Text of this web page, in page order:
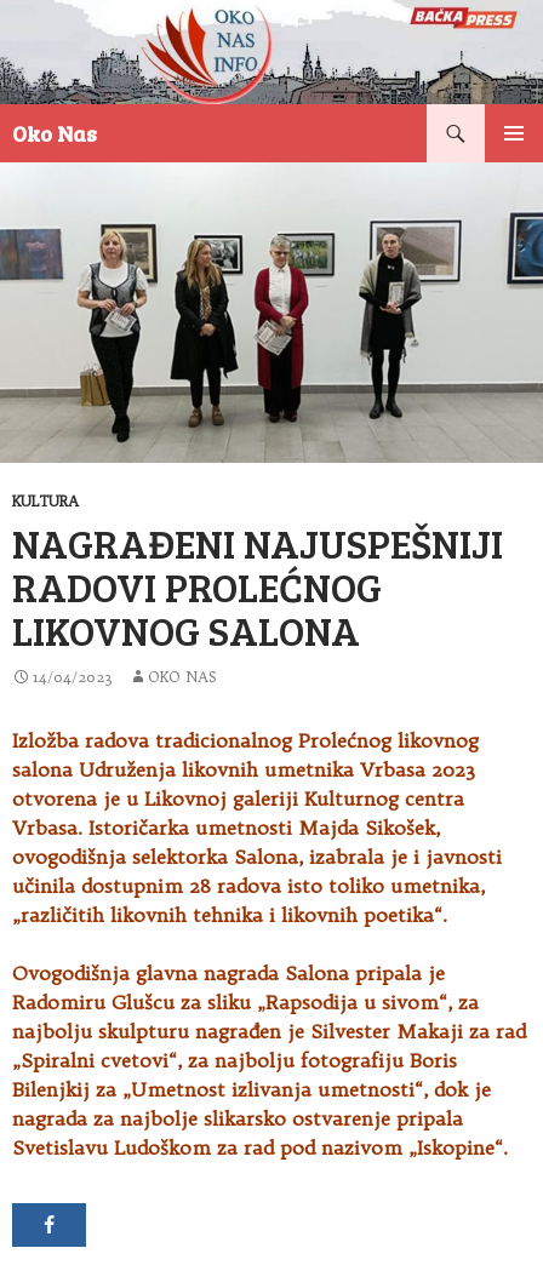
Oko Nas
KULTURA
NAGRAĐENI NAJUSPEŠNIJI
RADOVI PROLEĆNOG
LIKOVNOG SALONA
14/04/2023 OKO NAS
Izložba radova tradicionalnog Prolećnog likovnog
salona Udruženja likovnih umetnika Vrbasa 2023
otvorena je u Likovnoj galeriji Kulturnog centra
Vrbasa. Istoričarka umetnosti Majda Sikošek,
ovogodišnja selektorka Salona, izabrala je i javnosti
učinila dostupnim 28 radova isto toliko umetnika,
„različitih likovnih tehnika i likovnih poetika“.
Ovogodišnja glavna nagrada Salona pripala je
Radomiru Glušcu za sliku „Rapsodija u sivom“, za
najbolju skulpturu nagrađen je Silvester Makaji za rad
„Spiralni cvetovi“, za najbolju fotografiju Boris
Bilenjkij za „Umetnost izlivanja umetnosti“, dok je
nagrada za najbolje slikarsko ostvarenje pripala
Svetislavu Ludoškom za rad pod nazivom „Iskopine“.